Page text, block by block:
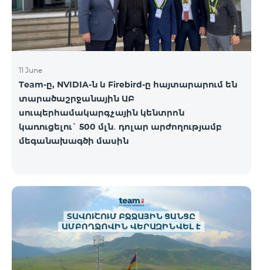
11 June
Team-ը, NVIDIA-ն և Firebird-ը հայտարարում են
տարածաշրջանային ԱԲ
սուպերհամակարգչային կենտրոն
կառուցելու` 500 մլն․ դոլար արժողությամբ
մեգանախագծի մասին